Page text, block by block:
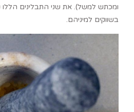
ומכתש למשל). את שני התבלינים הללו
בשווקים למיניהם.